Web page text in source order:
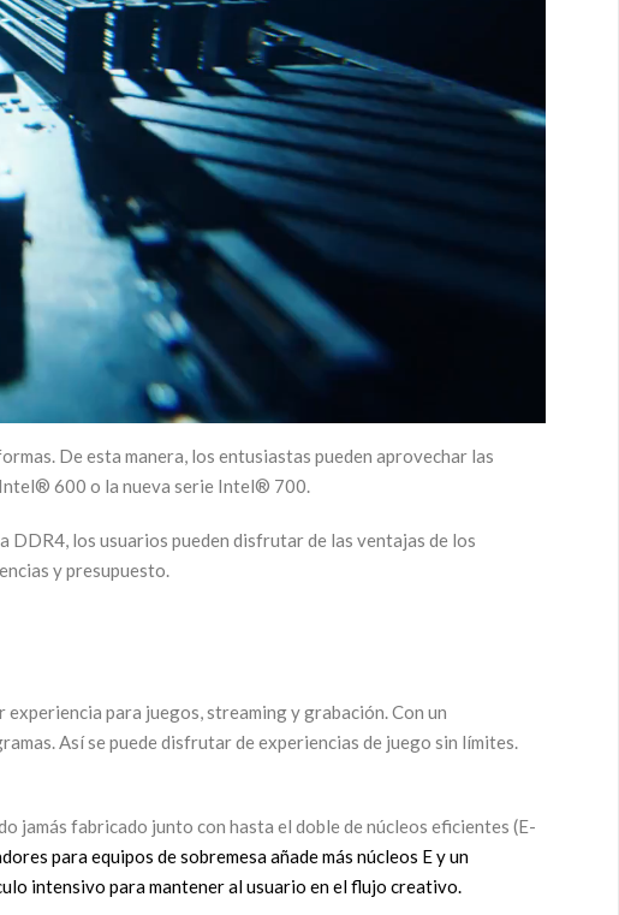
De esta manera, los entusiastas pueden aprovechar las
Intel® 600 o la nueva serie Intel® 700.
DDR4, los usuarios pueden disfrutar de las ventajas de los
y presupuesto.
para juegos, streaming y grabación. Con un
Así se puede disfrutar de experiencias de juego sin límites.
jamás fabricado junto con hasta el doble de núcleos eficientes (E-
para equipos de sobremesa añade más núcleos E y un
intensivo para mantener al usuario en el flujo creativo.